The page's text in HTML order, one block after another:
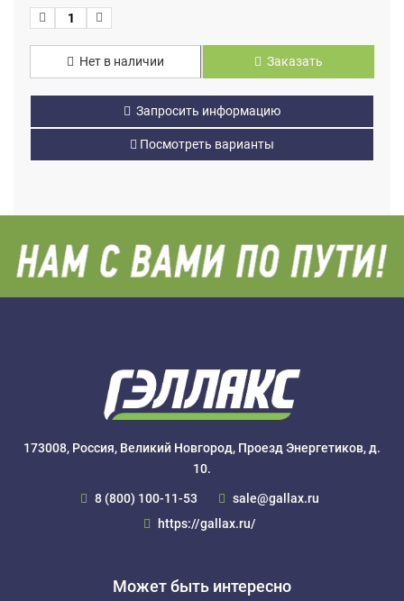
Нет в наличии Заказать
Запросить информацию
Посмотреть варианты
173008, Россия, Великий Новгород, Проезд Энергетиков, д.
10.
8 (800) 100-11-53
sale@gallax.ru
https://gallax.ru/
Может быть интересно